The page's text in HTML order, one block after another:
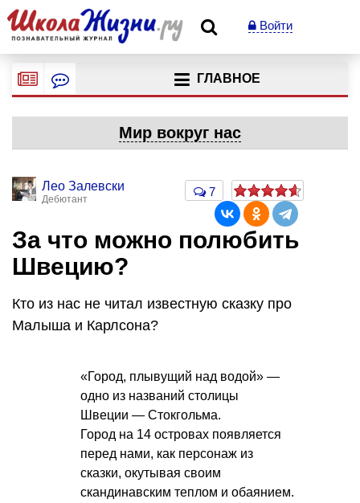
Войти
ГЛАВНОЕ
Мир вокруг нас
Лео Залевски
Дебютант
7
За что можно полюбить
Швецию?
Кто из нас не читал известную сказку про
Малыша и Карлсона?
«Город, плывущий над водой» —
одно из названий столицы
Швеции — Стокгольма.
Город на 14 островах появляется
перед нами, как персонаж из
сказки, окутывая своим
скандинавским теплом и обаянием.